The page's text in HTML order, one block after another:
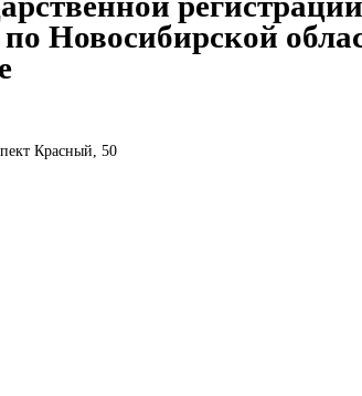
Новосибирской
Красный, 50